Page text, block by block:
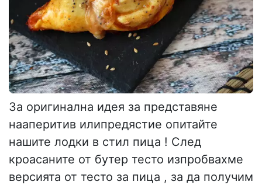
За оригинална идея за представяне
нааперитив илипредястие опитайте
нашите лодки в стил пица ! След
кроасаните от бутер тесто изпробвахме
версията от тесто за пица , за да получим